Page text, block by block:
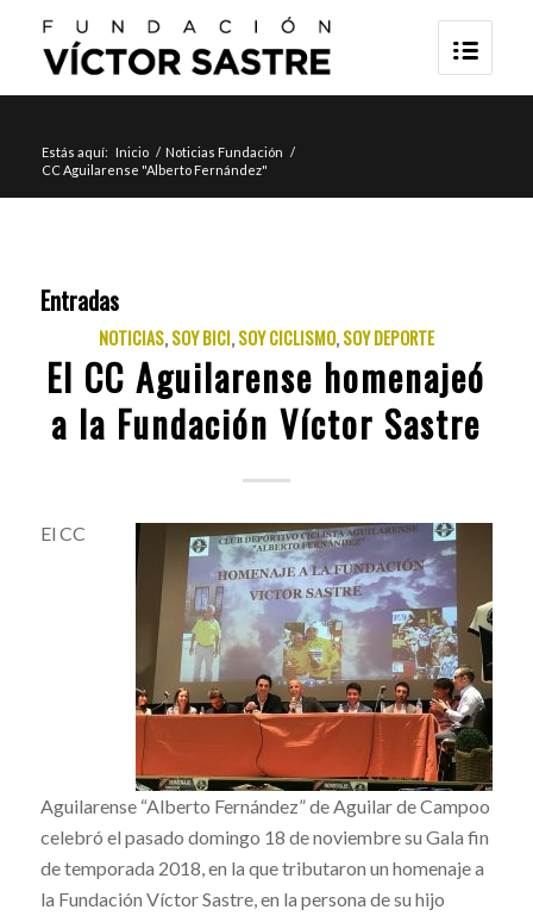
Estás aquí: Inicio / Noticias Fundación /
CC Aguilarense "Alberto Fernández"
Entradas
NOTICIAS,SOY BICI,SOY CICLISMO,SOY DEPORTE
El CC Aguilarense homenajeó
a la Fundación Víctor Sastre
El CC
Aguilarense “Alberto Fernández” de Aguilar de Campoo
celebró el pasado domingo 18 de noviembre su Gala fin
de temporada 2018, en la que tributaron un homenaje a
la Fundación Víctor Sastre, en la persona de su hijo